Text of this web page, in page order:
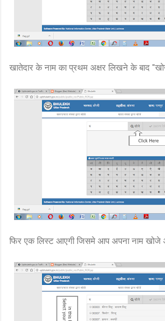
खातेदार के नाम का प्रथम अक्षर लिखने के बाद
फिर एक लिस्ट आएगी जिसमे आप अपना नाम